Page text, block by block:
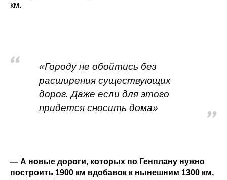
км.
«Городу не обойтись без
расширения существующих
дорог. Даже если для этого
придется сносить дома»
— А новые дороги, которых по Генплану нужно
построить 1900 км вдобавок к нынешним 1300 км,